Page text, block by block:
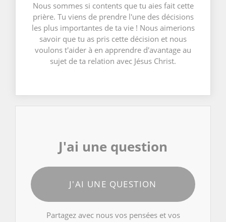
Nous sommes si contents que tu aies fait cette
prière. Tu viens de prendre l'une des décisions
les plus importantes de ta vie ! Nous aimerions
savoir que tu as pris cette décision et nous
voulons t'aider à en apprendre d'avantage au
sujet de ta relation avec Jésus Christ.
J'ai une question
J'AI UNE QUESTION
Partagez avec nous vos pensées et vos